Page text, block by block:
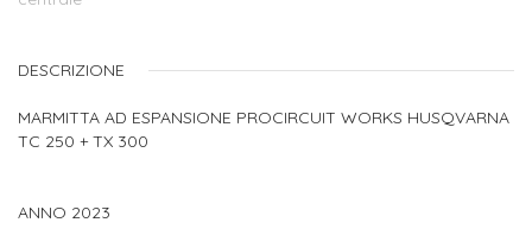
DESCRIZIONE
MARMITTA AD ESPANSIONE PROCIRCUIT WORKS HUSQVARNA
TC 250 + TX 300
ANNO 2023